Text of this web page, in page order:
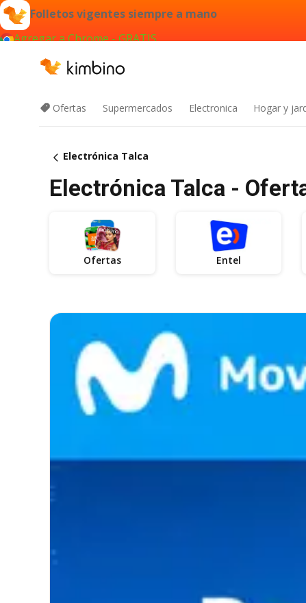
Folletos vigentes siempre a mano
Agregar a Chrome - GRATIS
Ofertas Supermercados Electronica Hogar y
Electrónica Talca
Electrónica Talca -
Ofertas Entel